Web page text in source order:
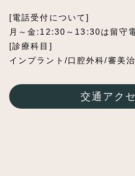
[電話受付について]
月～金:12:30～13:30は留守
[診療科目]
インプラント/口腔外科/審美
交通アク